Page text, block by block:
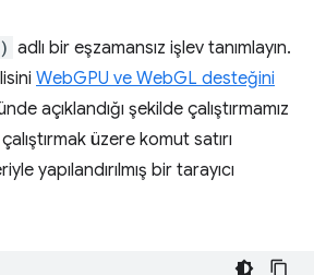
adlı bir eşzamansız işlev tanımlayın.
WebGPU ve WebGL desteğini
açıklandığı şekilde çalıştırmamız
üzere komut satırı
yapılandırılmış bir tarayıcı